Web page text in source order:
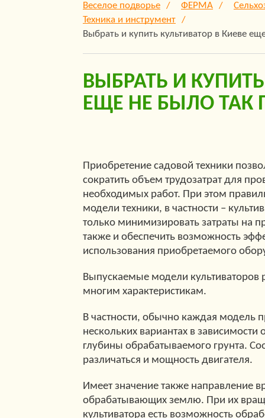
Веселое подворье ФЕРМА
Техника и инструмент
Выбрать и купить культиватор в Киеве
ВЫБРАТЬ И
ЕЩЕ НЕ БЫЛО ТАК
Приобретение садовой техники
сократить объем трудозатрат для
необходимых работ. При этом
модели техники, в частности –
только минимизировать затраты на
также и обеспечить возможность
использования приобретаемого
Выпускаемые модели культиваторов
многим характеристикам.
В частности, обычно каждая модель
нескольких вариантах в
глубины обрабатываемого грунта.
различаться и мощность двигателя.
Имеет значение также направление
обрабатывающих землю. При их
культиватора есть возможность